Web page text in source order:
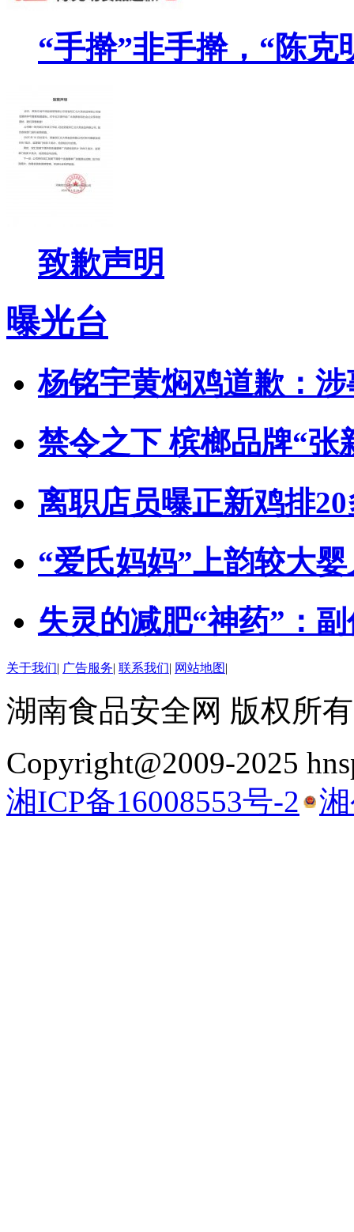
“手擀”非手擀，“陈克
致歉声明
曝光台
杨铭宇黄焖鸡道歉：
禁令之下 槟榔品牌“张
离职店员曝正新鸡排
“爱氏妈妈”上韵较大
失灵的减肥“神药”：
关于我们| 广告服务| 联系我们| 网站地图|
湖南食品安全网 版权所
Copyright@2009-2025
湘ICP备16008553号-2